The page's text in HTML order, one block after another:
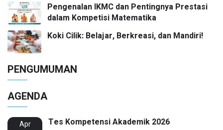
Pengenalan IKMC dan Pentingnya Prestasi
dalam Kompetisi Matematika
Koki Cilik: Belajar, Berkreasi, dan Mandiri!
PENGUMUMAN
AGENDA
Apr Tes Kompetensi Akademik 2026